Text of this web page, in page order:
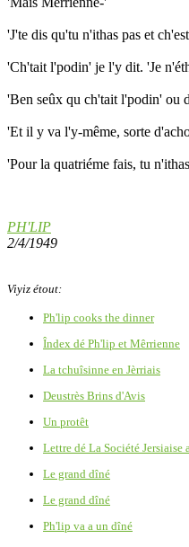
'J'te dis qu'tu n'ithas pas et
'Ch'tait l'podin' je l'y dit. 'Je
'Ben seûx qu ch'tait l'podin' ou
'Et il y va l'y-même, sorte
'Pour la quatriéme fais, tu
PH'LIP
2/4/1949
Viyiz étout:
Ph'lip cooks the dinner
Îndex dé Ph'lip et Mêrrienne
La tchuîsinne en Jèrriais
Deustrès Brins d'Avis
Un protêt
Lettre dé La Société
Le grand dîné
Le grand dîné
Ph'lip va a un dîné